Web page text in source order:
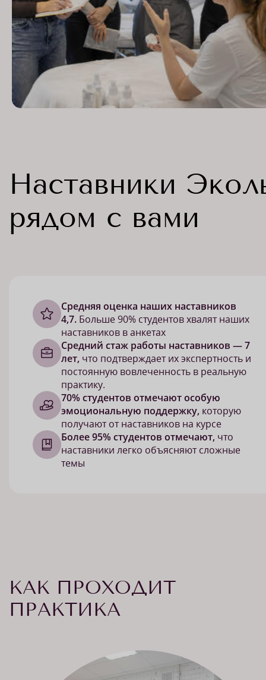
Наставники
рядом с вами
Cредняя оценка наших наставников
4,7. Больше 90% студентов хвалят наших
наставников в анкетах
Средний стаж работы наставников — 7
лет, что подтверждает их экспертность и
постоянную вовлеченность в реальную
практику.
70% студентов отмечают особую
эмоциональную поддержку, которую
получают от наставников на курсе
Более 95% студентов отмечают, что
наставники легко объясняют сложные
темы
КАК ПРОХОДИТ
ПРАКТИКА